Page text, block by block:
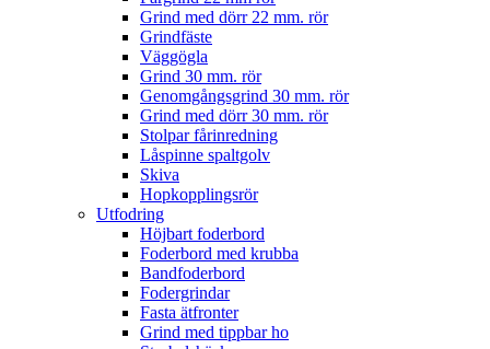
Grind med dörr 22 mm. rör
Grindfäste
Väggögla
Grind 30 mm. rör
Genomgångsgrind 30 mm. rör
Grind med dörr 30 mm. rör
Stolpar fårinredning
Låspinne spaltgolv
Skiva
Hopkopplingsrör
Utfodring
Höjbart foderbord
Foderbord med krubba
Bandfoderbord
Fodergrindar
Fasta ätfronter
Grind med tippbar ho